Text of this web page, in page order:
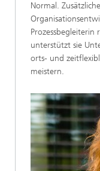
Normal.
unterstützt sie
orts- und
meistern.